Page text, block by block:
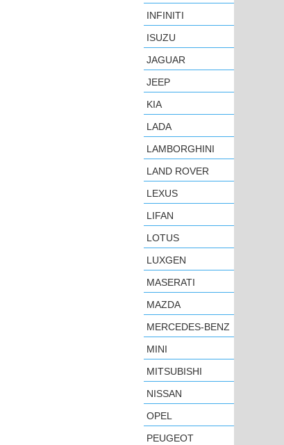
INFINITI
ISUZU
JAGUAR
JEEP
KIA
LADA
LAMBORGHINI
LAND ROVER
LEXUS
LIFAN
LOTUS
LUXGEN
MASERATI
MAZDA
MERCEDES-BENZ
MINI
MITSUBISHI
NISSAN
OPEL
PEUGEOT